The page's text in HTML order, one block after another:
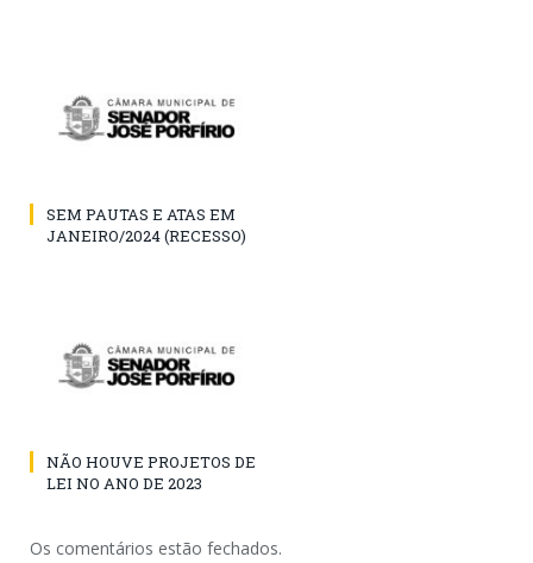
SEM PAUTAS E ATAS EM
JANEIRO/2024 (RECESSO)
NÃO HOUVE PROJETOS DE
LEI NO ANO DE 2023
Os comentários estão fechados.